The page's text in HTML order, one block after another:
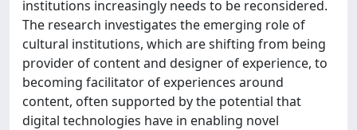
institutions increasingly needs to be reconsidered.
The research investigates the emerging role of
cultural institutions, which are shifting from being
provider of content and designer of experience, to
becoming facilitator of experiences around
content, often supported by the potential that
digital technologies have in enabling novel